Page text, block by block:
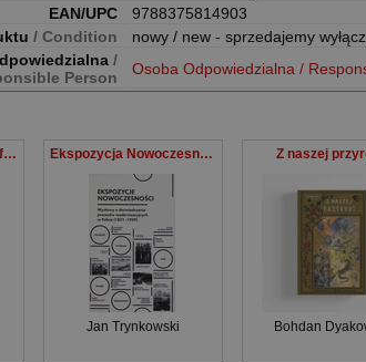
EAN/UPC
9788375814903
/ Condition
nowy / new - sprzedajemy
/
Person
Osoba Odpowiedzialna /
Metropolitan Museum of Art w Nowym Jorku Ekspozycja Nowoczesności Zesłańcy i ich życie. Narodziny mitu
Jan Trynkowski
Z naszej
Bohdan